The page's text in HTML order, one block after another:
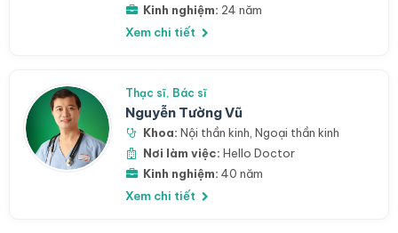
Kinh nghiệm: 24 năm
Xem chi tiết
Thạc sĩ, Bác sĩ
Nguyễn Tường Vũ
Khoa: Nội thần kinh Ngoại thần kinh
Nơi làm việc: Hello Doctor
Kinh nghiệm: 40 năm
Xem chi tiết